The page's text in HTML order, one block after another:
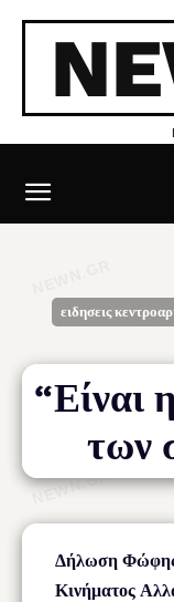
ειδησεις
“Είναι
των
Δήλωση Φώφης
Κινήματος